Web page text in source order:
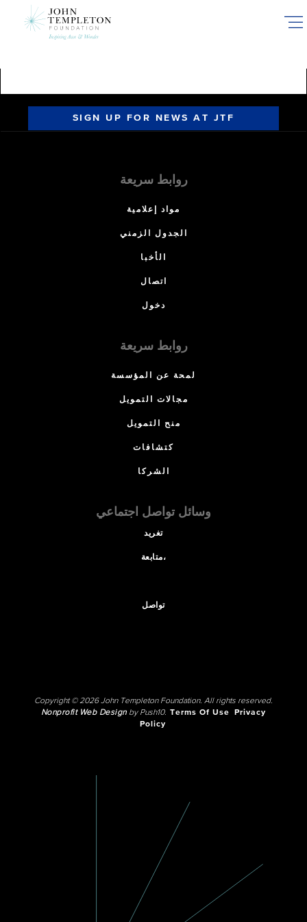
SIGN UP FOR NEWS AT JTF
روابط سريعة
مواد إعلامية
الجدول الزمني
الأخبا
اتصال
دخول
روابط سريعة
لمحة عن المؤسسة
مجالات التمويل
منح التمويل
كتشافات
الشركا
وسائل تواصل اجتماعي
تغريد
متابعة،
تواصل
Copyright © 2026 John Templeton Foundation. All rights reserved.
Nonprofit Web Designby Push10. Terms Of Use
Privacy
Policy